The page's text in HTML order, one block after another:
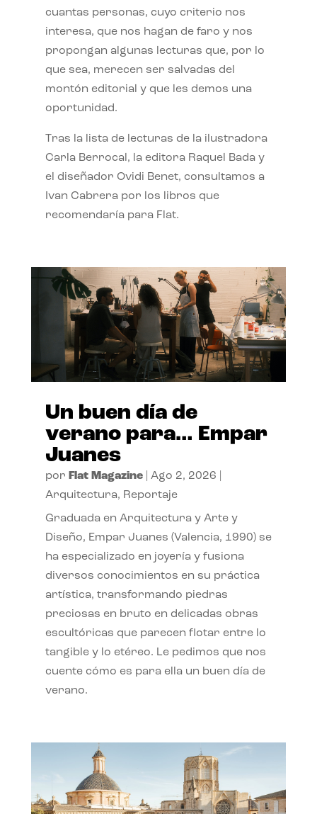
cuantas personas, cuyo criterio nos
interesa, que nos hagan de faro y nos
propongan algunas lecturas que, por lo
que sea, merecen ser salvadas del
montón editorial y que les demos una
oportunidad.
Tras la lista de lecturas de la ilustradora
Carla Berrocal, la editora Raquel Bada y
el diseñador Ovidi Benet, consultamos a
Ivan Cabrera por los libros que
recomendaría para Flat.
Un buen día de
verano para… Empar
Juanes
por Flat Magazine| Ago 2, 2026
Arquitectura, Reportaje
Graduada en Arquitectura y Arte y
Diseño, Empar Juanes (Valencia, 1990) se
ha especializado en joyería y fusiona
diversos conocimientos en su práctica
artística, transformando piedras
preciosas en bruto en delicadas obras
escultóricas que parecen flotar entre lo
tangible y lo etéreo. Le pedimos que nos
cuente cómo es para ella un buen día de
verano.